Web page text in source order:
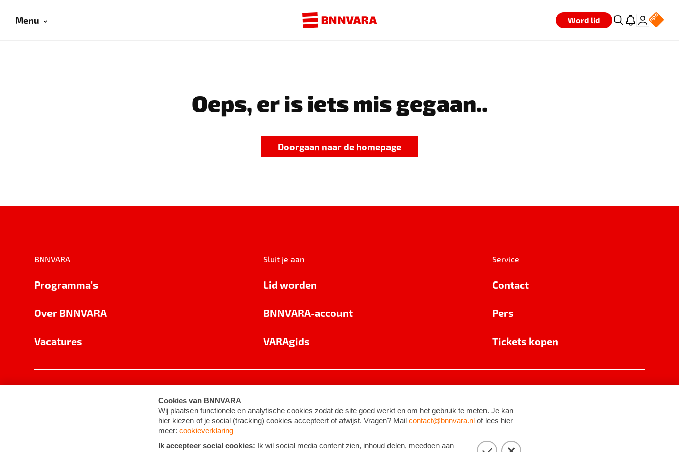
Menu Word lid
Oeps, er is iets mis gegaan..
Doorgaan naar de homepage
BNNVARA
Programma's
Over BNNVARA
Vacatures
Sluit je aan
Lid worden
BNNVARA-account
VARAgids
Service
Contact
Pers
Tickets kopen
Cookie-instellingen Algemene voorwaarden ©2026BNNVARA